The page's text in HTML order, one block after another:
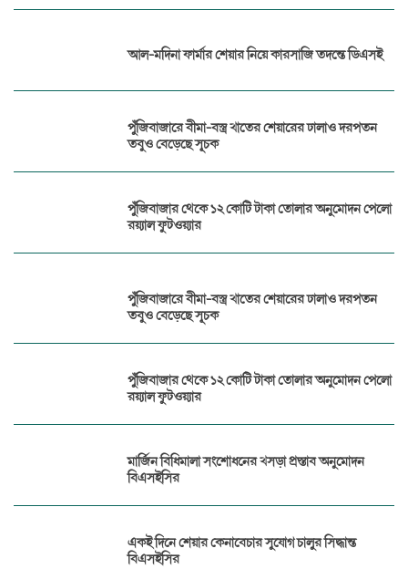
আল-মদিনা ফার্মার শেয়ার নিয়ে কারসাজি তদন্তে ডিএসই
পুঁজিবাজারে বীমা-বস্ত্র খাতের শেয়ারের ঢালাও দরপতন
তবুও বেড়েছে সূচক
পুঁজিবাজার থেকে ১২ কোটি টাকা তোলার অনুমোদন পেলো
রয়্যাল ফুটওয়্যার
পুঁজিবাজারে বীমা-বস্ত্র খাতের শেয়ারের ঢালাও দরপতন
তবুও বেড়েছে সূচক
পুঁজিবাজার থেকে ১২ কোটি টাকা তোলার অনুমোদন পেলো
রয়্যাল ফুটওয়্যার
মার্জিন বিধিমালা সংশোধনের খসড়া প্রস্তাব অনুমোদন
বিএসইসির
একই দিনে শেয়ার কেনাবেচার সুযোগ চালুর সিদ্ধান্ত
বিএসইসির